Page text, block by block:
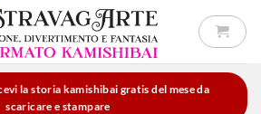
la storia kamishibai gratis del mese da
scaricare e stampare